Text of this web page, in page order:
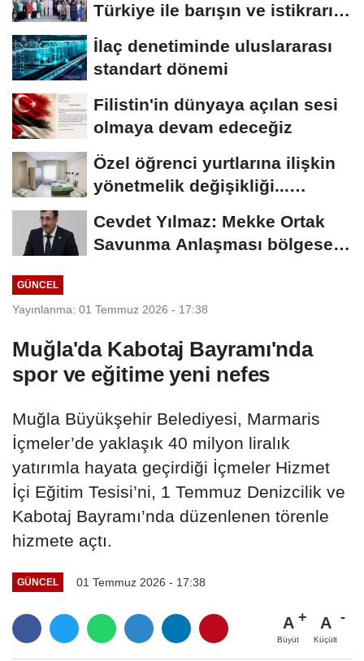
Türkiye ile barışın ve istikrarın
güçlendiği...
İlaç denetiminde uluslararası
standart dönemi
Filistin'in dünyaya açılan sesi
olmaya devam edeceğiz
Özel öğrenci yurtlarına ilişkin
yönetmelik değişikliği...
Cevdet Yılmaz: Mekke Ortak
Savunma Anlaşması bölgesel
GÜNCEL
Yayınlanma: 01 Temmuz 2026 - 17:38
Muğla'da Kabotaj Bayramı'nda
spor ve eğitime yeni nefes
Muğla Büyükşehir Belediyesi, Marmaris
İçmeler’de yaklaşık 40 milyon liralık
yatırımla hayata geçirdiği İçmeler Hizmet
İçi Eğitim Tesisi’ni, 1 Temmuz Denizcilik ve
Kabotaj Bayramı’nda düzenlenen törenle
hizmete açtı.
GÜNCEL 01 Temmuz 2026 - 17:38
A
Büyüt
A
Küçült